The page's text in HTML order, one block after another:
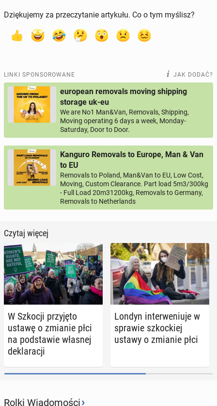
Dziękujemy za przeczytanie artykułu. Co o tym myślisz?
LINKI SPONSOROWANE JAK DODAĆ?
european removals moving shipping
storage uk-eu
We are No1 Man&Van, Removals, Shipping,
Moving operating 6 days a week, Monday-
Saturday, Door to Door.
Kanguro Removals to Europe, Man & Van
to EU
Removals to Poland, Man&Van to EU, Low Cost,
Moving, Custom Clearance. Part load 5m3/300kg
- Full Load 20m31200kg, Removals to Germany,
Removals to Netherlands
Czytaj więcej
W Szkocji przy­ję­to
ustawę o zmianie płci
na pod­sta­wie własnej
de­kla­ra­cji
Londyn in­ter­we­niu­je w
sprawie szkoc­kiej
ustawy o zmianie płci
Rolki Wiadomości›